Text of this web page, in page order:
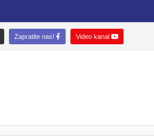
Zapratite nas! Video kanal